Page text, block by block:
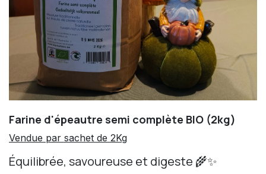
Farine d'épeautre semi complète BIO (2kg)
Vendue par sachet de 2Kg
Équilibrée, savoureuse et digeste 🌾✨